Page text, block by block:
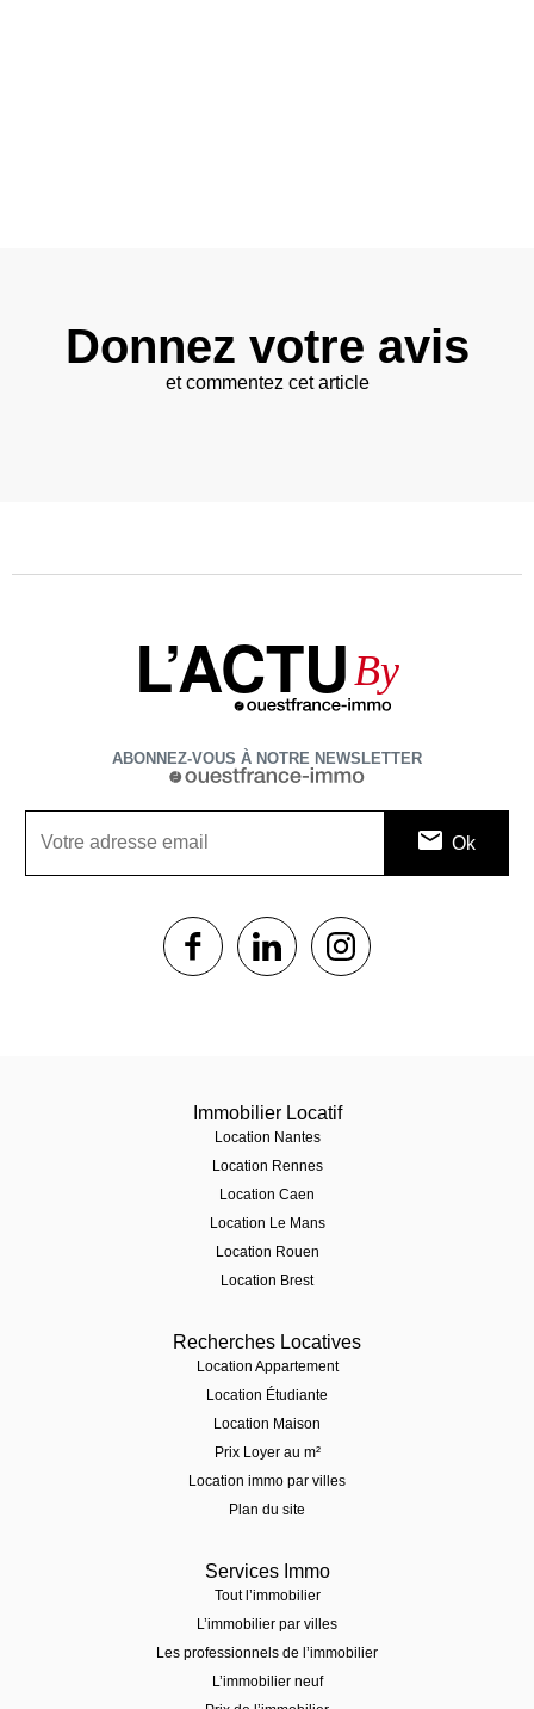
Donnez votre avis
et commentez cet article
L’ACTU By
ABONNEZ-VOUS À NOTRE NEWSLETTER
1$s 1$s
Immobilier Locatif
Location Nantes
Location Rennes
Location Caen
Location Le Mans
Location Rouen
Location Brest
Recherches Locatives
Location Appartement
Location Étudiante
Location Maison
Prix Loyer au m²
Location immo par villes
Plan du site
Services Immo
Tout l’immobilier
L’immobilier par villes
Les professionnels de l’immobilier
L’immobilier neuf